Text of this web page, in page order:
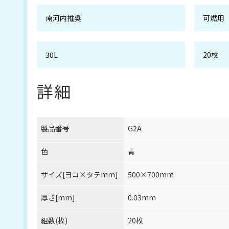
南河内推奨 可燃用
30L 20枚
詳細
製品番号 G2A
色 青
サイズ[ヨコ×タテmm] 500×700mm
厚さ[mm] 0.03mm
組数(枚) 20枚